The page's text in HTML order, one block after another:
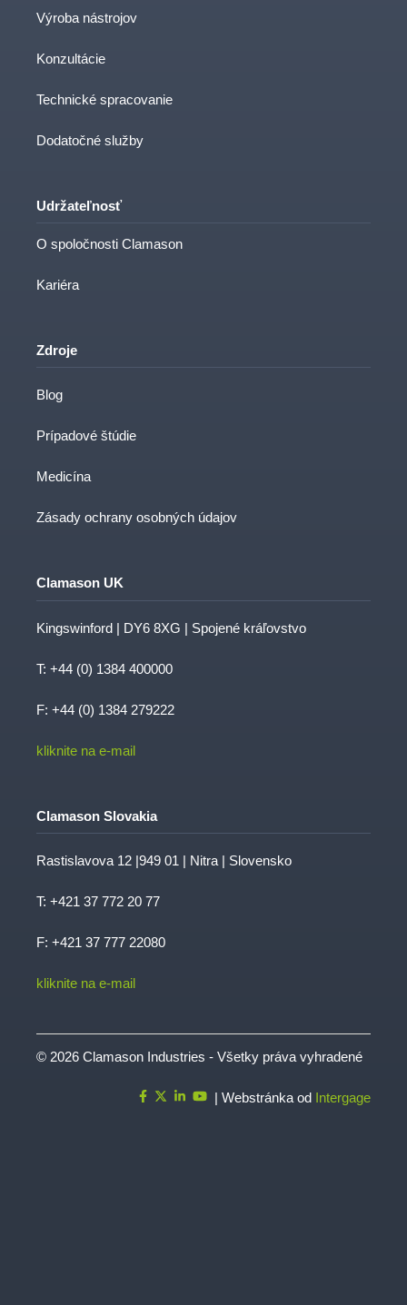
Výroba nástrojov
Konzultácie
Technické spracovanie
Dodatočné služby
Udržateľnosť
O spoločnosti Clamason
Kariéra
Zdroje
Blog
Prípadové štúdie
Medicína
Zásady ochrany osobných údajov
Clamason UK
Kingswinford | DY6 8XG | Spojené kráľovstvo
T: +44 (0) 1384 400000
F: +44 (0) 1384 279222
kliknite na e-mail
Clamason Slovakia
Rastislavova 12 |949 01 | Nitra | Slovensko
T: +421 37 772 20 77
F: +421 37 777 22080
kliknite na e-mail
© 2026 Clamason Industries - Všetky práva vyhradené
| Webstránka od Intergage